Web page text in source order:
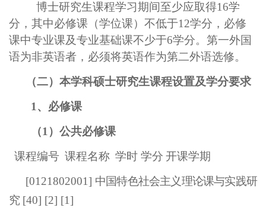
博士研究生课程学习期间至少应取得16学
分，其中必修课（学位课）不低于12学分，必修
课中专业课及专业基础课不少于6学分。第一外国
语为非英语者，必须将英语作为第二外语选修。
（二）本学科硕士研究生课程设置及学分要求
1、必修课
（1）公共必修课
课程编号 课程名称 学时 学分 开课学期
[0121802001] 中国特色社会主义理论课与实践研
究 [40] [2] [1]